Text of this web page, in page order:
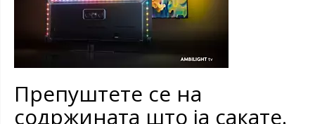
Препуштете се на
содржината што ја сакате.